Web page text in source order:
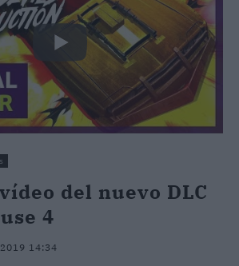
del nuevo DLC
4
14:34